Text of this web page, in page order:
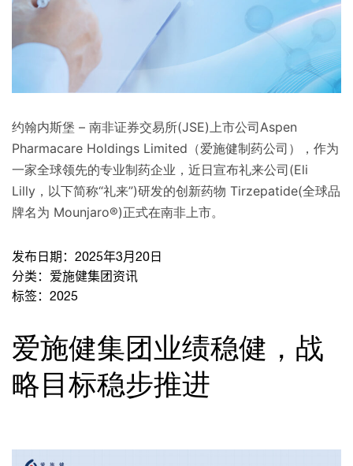
约翰内斯堡 – 南非证券交易所(JSE)上市公司Aspen
Pharmacare Holdings Limited（爱施健制药公司），作为
一家全球领先的专业制药企业，近日宣布礼来公司(Eli
Lilly，以下简称“礼来”)研发的创新药物 Tirzepatide(全球品
牌名为 Mounjaro®)正式在南非上市。
发布日期： 2025年3月20日
分类： 爱施健集团资讯
标签： 2025
爱施健集团业绩稳健，战
略目标稳步推进